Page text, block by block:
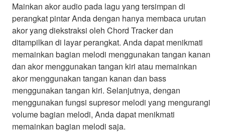
Mainkan akor audio pada lagu yang tersimpan di
perangkat pintar Anda dengan hanya membaca urutan
akor yang diekstraksi oleh Chord Tracker dan
ditampilkan di layar perangkat. Anda dapat menikmati
memainkan bagian melodi menggunakan tangan kanan
dan akor menggunakan tangan kiri atau memainkan
akor menggunakan tangan kanan dan bass
menggunakan tangan kiri. Selanjutnya, dengan
menggunakan fungsi supresor melodi yang mengurangi
volume bagian melodi, Anda dapat menikmati
memainkan bagian melodi saja.